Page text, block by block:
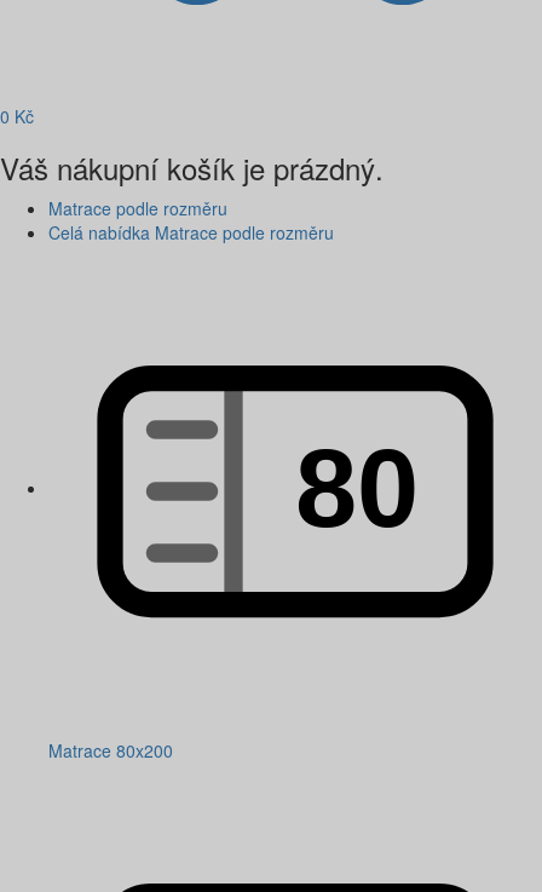
0 Kč
Váš nákupní košík je prázdný.
Matrace podle rozměru
Celá nabídka Matrace podle rozměru
Matrace 80x200